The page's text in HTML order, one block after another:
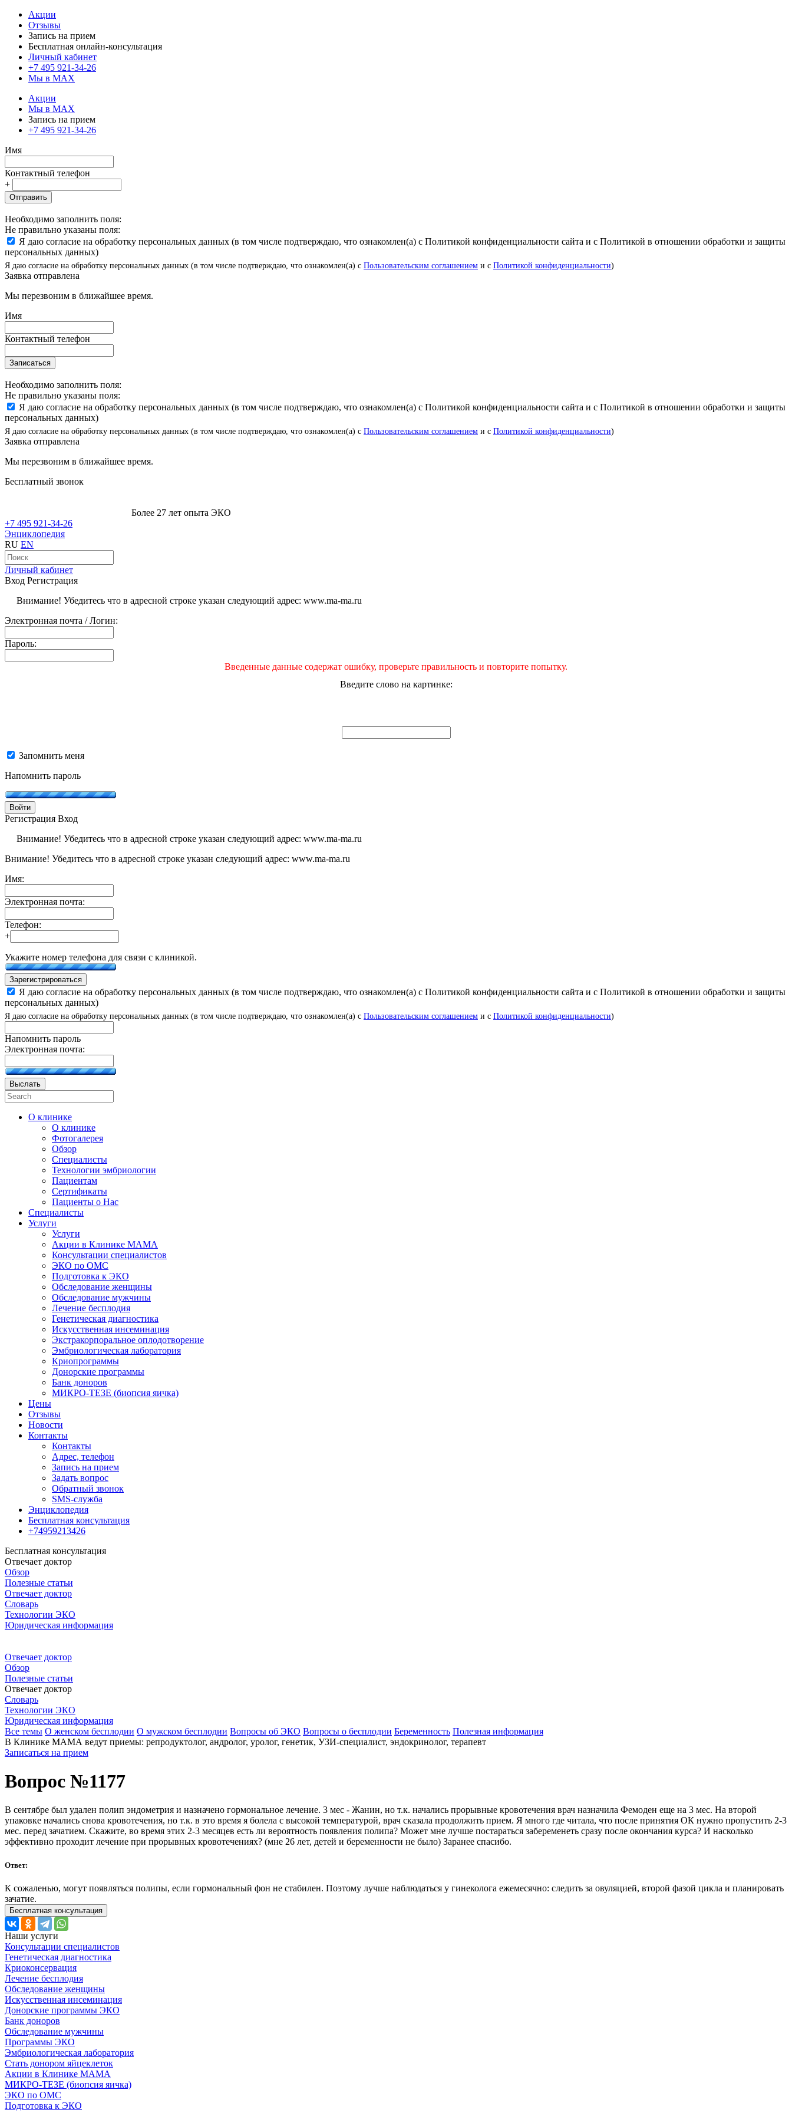
Акции
Отзывы
Запись на прием
Бесплатная онлайн-консультация
Личный кабинет
+7 495 921-34-26
Мы в MAX
Акции
Мы в MAX
Запись на прием
+7 495 921-34-26
Имя
Контактный телефон
+
Отправить
Необходимо заполнить поля:
Не правильно указаны поля:
Я даю согласие на обработку персональных данных (в том числе подтверждаю, что ознакомлен(а) с Политикой конфиденциальности сайта и с Политикой в отношении обработки и защиты
персональных данных)
Я даю согласие на обработку персональных данных (в том числе подтверждаю, что ознакомлен(а) с Пользовательским соглашением и с Политикой конфиденциальности)
Заявка отправлена
Мы перезвоним в ближайшее время.
Имя
Контактный телефон
Записаться
Необходимо заполнить поля:
Не правильно указаны поля:
Я даю согласие на обработку персональных данных (в том числе подтверждаю, что ознакомлен(а) с Политикой конфиденциальности сайта и с Политикой в отношении обработки и защиты
персональных данных)
Я даю согласие на обработку персональных данных (в том числе подтверждаю, что ознакомлен(а) с Пользовательским соглашением и с Политикой конфиденциальности)
Заявка отправлена
Мы перезвоним в ближайшее время.
Бесплатный звонок
Более 27 лет опыта ЭКО
+7 495 921-34-26
Энциклопедия
RU EN
Личный кабинет
Вход Регистрация
Внимание! Убедитесь что в адресной строке указан следующий адрес: www.ma-ma.ru
Электронная почта / Логин:
Пароль:
Введенные данные содержат ошибку, проверьте правильность и повторите попытку.
Введите слово на картинке:
Запомнить меня
Напомнить пароль
Войти
Регистрация Вход
Внимание! Убедитесь что в адресной строке указан следующий адрес: www.ma-ma.ru
Внимание! Убедитесь что в адресной строке указан следующий адрес: www.ma-ma.ru
Имя:
Электронная почта:
Телефон:
+
Укажите номер телефона для связи с клиникой.
Зарегистрироваться
Я даю согласие на обработку персональных данных (в том числе подтверждаю, что ознакомлен(а) с Политикой конфиденциальности сайта и с Политикой в отношении обработки и защиты
персональных данных)
Я даю согласие на обработку персональных данных (в том числе подтверждаю, что ознакомлен(а) с Пользовательским соглашением и с Политикой конфиденциальности)
Напомнить пароль
Электронная почта:
Выслать
О клинике
О клинике
Фотогалерея
Обзор
Специалисты
Технологии эмбриологии
Пациентам
Сертификаты
Пациенты о Нас
Специалисты
Услуги
Услуги
Акции в Клинике МАМА
Консультации специалистов
ЭКО по ОМС
Подготовка к ЭКО
Обследование женщины
Обследование мужчины
Лечение бесплодия
Генетическая диагностика
Искусственная инсеминация
Экстракорпоральное оплодотворение
Эмбриологическая лаборатория
Криопрограммы
Донорские программы
Банк доноров
МИКРО-ТЕЗЕ (биопсия яичка)
Цены
Отзывы
Новости
Контакты
Контакты
Адрес, телефон
Запись на прием
Задать вопрос
Обратный звонок
SMS-служба
Энциклопедия
Бесплатная консультация
+74959213426
Бесплатная консультация
Отвечает доктор
Обзор
Полезные статьи
Отвечает доктор
Словарь
Технологии ЭКО
Юридическая информация
Отвечает доктор
Обзор
Полезные статьи
Отвечает доктор
Словарь
Технологии ЭКО
Юридическая информация
Все темы О женском бесплодии О мужском бесплодии Вопросы об ЭКО Вопросы о бесплодии Беременность Полезная информация
В Клинике МАМА ведут приемы: репродуктолог, андролог, уролог, генетик, УЗИ-специалист, эндокринолог, терапевт
Записаться на прием
Вопрос №1177
В сентябре был удален полип эндометрия и назначено гормональное лечение. 3 мес - Жанин, но т.к. начались прорывные кровотечения врач назначила Фемоден еще на 3 мес. На второй
упаковке начались снова кровотечения, но т.к. в это время я болела с высокой температурой, врач сказала продолжить прием. Я много где читала, что после принятия ОК нужно пропустить 2-3
мес. перед зачатием. Скажите, во время этих 2-3 месяцев есть ли вероятность появления полипа? Может мне лучше постараться забеременеть сразу после окончания курса? И насколько
эффективно проходит лечение при прорывных кровотечениях? (мне 26 лет, детей и беременности не было) Заранее спасибо.
Ответ:
К сожаленью, могут появляться полипы, если гормональный фон не стабилен. Поэтому лучше наблюдаться у гинеколога ежемесячно: следить за овуляцией, второй фазой цикла и планировать
зачатие.
Бесплатная консультация
Наши услуги
Консультации специалистов
Генетическая диагностика
Криоконсервация
Лечение бесплодия
Обследование женщины
Искусственная инсеминация
Донорские программы ЭКО
Банк доноров
Обследование мужчины
Программы ЭКО
Эмбриологическая лаборатория
Стать донором яйцеклеток
Акции в Клинике МАМА
МИКРО-ТЕЗЕ (биопсия яичка)
ЭКО по ОМС
Подготовка к ЭКО